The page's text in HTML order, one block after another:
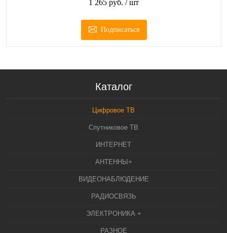
1 265 руб. / шт
Подписаться
Каталог
Цифровое ТВ
Спутниковое ТВ
ИНТЕРНЕТ
АНТЕННЫ+
ВИДЕОНАБЛЮДЕНИЕ
РАДИОСВЯЗЬ
ЭЛЕКТРОНИКА +
РАЗНОЕ